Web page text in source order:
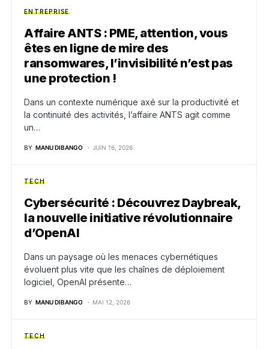
ENTREPRISE
Affaire ANTS : PME, attention, vous
êtes en ligne de mire des
ransomwares, l’invisibilité n’est pas
une protection !
Dans un contexte numérique axé sur la productivité et
la continuité des activités, l’affaire ANTS agit comme
un…
BY MANU DIBANGO JUIN 16, 2026
TECH
Cybersécurité : Découvrez Daybreak,
la nouvelle initiative révolutionnaire
d’OpenAI
Dans un paysage où les menaces cybernétiques
évoluent plus vite que les chaînes de déploiement
logiciel, OpenAI présente…
BY MANU DIBANGO MAI 12, 2026
TECH